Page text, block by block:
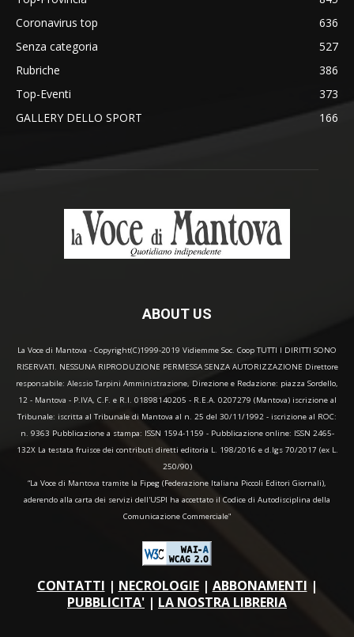
Coronavirus top
636
Senza categoria
527
Rubriche
386
Top-Eventi
373
GALLERY DELLO SPORT
166
ABOUT US
La Voce di Mantova - Copyright(C)1999-2019 Vidiemme Soc. Coop TUTTI I DIRITTI SONO
RISERVATI. NESSUNA RIPRODUZIONE PERMESSA SENZA AUTORIZZAZIONE Direttore
responsabile: Alessio Tarpini Amministrazione, Direzione e Redazione: piazza Sordello,
12 - Mantova - P.IVA, C.F. e R.I. 01898140205 - R.E.A. 0207279 (Mantova) iscrizione al
Tribunale: iscritta al Tribunale di Mantova al n. 25 del 30/11/1992 - iscrizione al ROC:
n. 9363 Pubblicazione a stampa: ISSN 1594-1159 - Pubblicazione online: ISSN 2465-
132X La testata fruisce dei contributi diretti editoria L. 198/2016 e d.lgs 70/2017 (ex L.
250/90)
“La Voce di Mantova tramite la Fipeg (Federazione Italiana Piccoli Editori Giornali),
aderendo alla carta dei servizi dell'USPI ha accettato il Codice di Autodisciplina della
Comunicazione Commerciale"
CONTATTI | NECROLOGIE| ABBONAMENTI |
PUBBLICITA' | LA NOSTRA LIBRERIA